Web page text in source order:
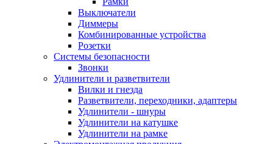
Выключатели
Диммеры
Комбинированные устройства
Розетки
Системы безопасности
Звонки
Удлинители и разветвители
Вилки и гнезда
Разветвители, переходники, адаптеры
Удлинители - шнуры
Удлинители на катушке
Удлинители на рамке